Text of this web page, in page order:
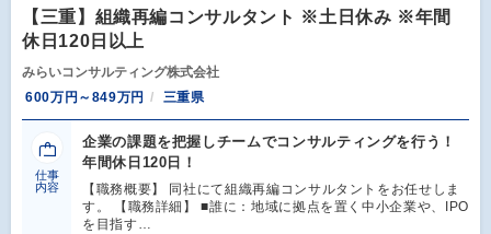
【三重】組織再編コンサルタント ※土日休み ※年間
休日120日以上
みらいコンサルティング株式会社
600万円～849万円
三重県
仕事
内容
企業の課題を把握しチームでコンサルティングを行う！
年間休日120日！
【職務概要】 同社にて組織再編コンサルタントをお任せしま
す。 【職務詳細】 ■誰に：地域に拠点を置く中小企業や、IPO
を目指す…